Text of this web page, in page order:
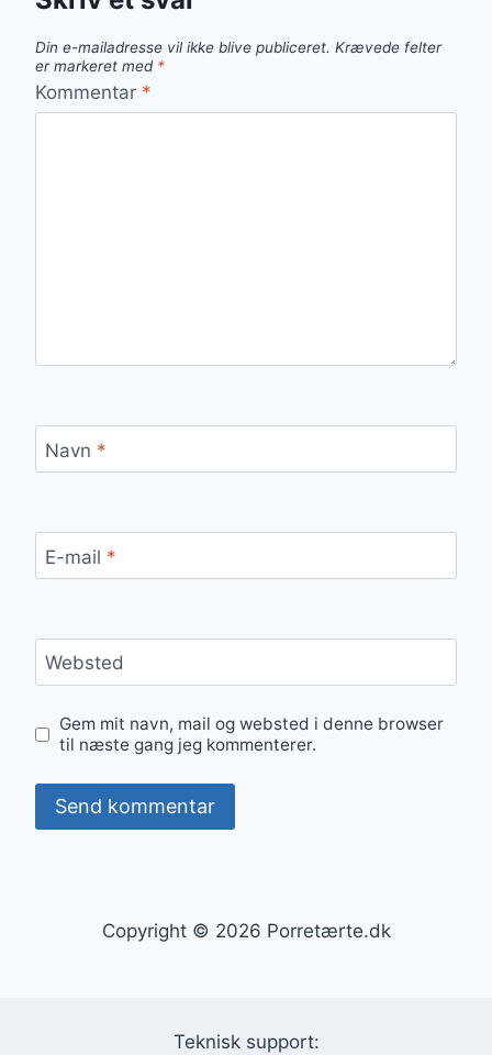
Din e-mailadresse vil ikke blive publiceret. Krævede felter
er markeret med *
Kommentar *
Navn *
E-mail *
Websted
Gem mit navn, mail og websted i denne browser
til næste gang jeg kommenterer.
Copyright © 2026 Porretærte.dk
Teknisk support: